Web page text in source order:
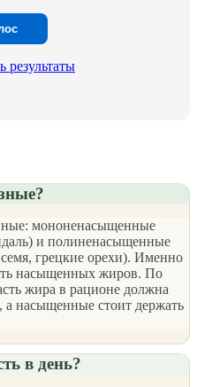
результаты
мононенасыщенные
и полиненасыщенные
грецкие орехи). Именно
насыщенных жиров. По
жира в рационе должна
насыщенные стоит держать
в день?